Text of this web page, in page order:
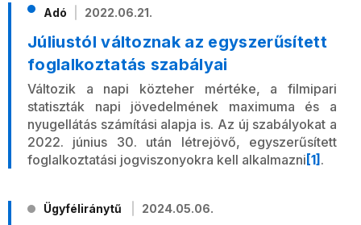
Adó 2022.06.21.
Júliustól változnak az egyszerűsített
foglalkoztatás szabályai
Változik a napi közteher mértéke, a filmipari
statiszták napi jövedelmének maximuma és a
nyugellátás számítási alapja is. Az új szabályokat a
2022. június 30. után létrejövő, egyszerűsített
foglalkoztatási jogviszonyokra kell alkalmazni [1] .
Ügyféliránytű 2024.05.06.